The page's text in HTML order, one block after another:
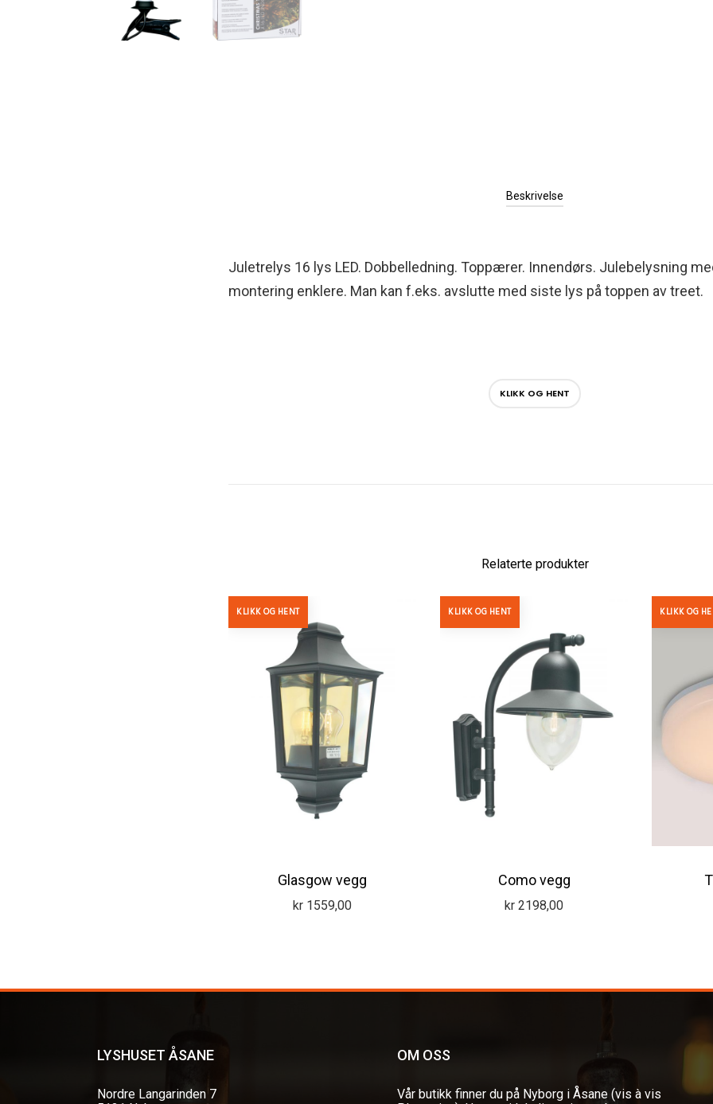
Beskrivelse
Juletrelys 16 lys LED. Dobbelledning. Toppærer. Innendørs. Julebelysning
montering enklere. Man kan f.eks. avslutte med siste lys på toppen av treet.
KLIKK OG HENT
Relaterte produkter
KLIKK OG HENT
Glasgow vegg
kr 1559,00
KLIKK OG HENT
Como vegg
kr 2198,00
KLIKK OG
LYSHUSET ÅSANE
Nordre Langarinden 7
OM OSS
Vår butikk finner du på Nyborg i Åsane (vis à vis